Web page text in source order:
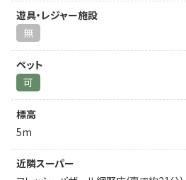
遊具・レジャー施設
無
ペット
可
標高
5m
近隣スーパー